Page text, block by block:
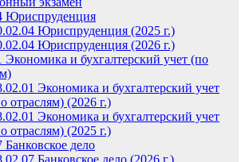
Юриспруденция
Юриспруденция (2025 г.)
Юриспруденция (2026 г.)
Экономика и бухгалтерский учет (по
Экономика и бухгалтерский учет
отраслям) (2026 г.)
Экономика и бухгалтерский учет
отраслям) (2025 г.)
Банковское дело
Банковское дело (2026 г.)